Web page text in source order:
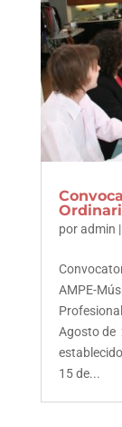
poradmin |
AMPE-
Agosto de
15 de...